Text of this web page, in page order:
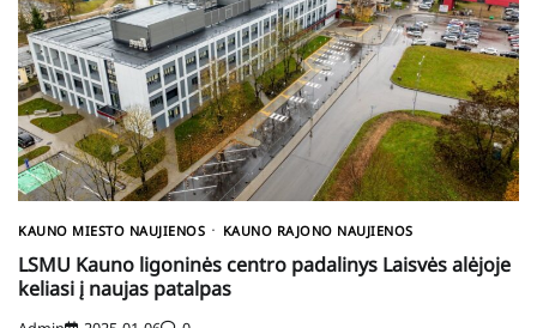
KAUNO MIESTO NAUJIENOS KAUNO RAJONO NAUJIENOS
LSMU Kauno ligoninės centro padalinys Laisvės alėjoje
keliasi į naujas patalpas